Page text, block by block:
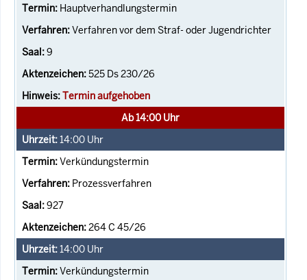
Hauptverhandlungstermin
Verfahren vor dem Straf- oder Jugendrichter
9
525 Ds 230/26
Termin aufgehoben
Ab 14:00 Uhr
14:00 Uhr
Verkündungstermin
Prozessverfahren
927
264 C 45/26
14:00 Uhr
Verkündungstermin